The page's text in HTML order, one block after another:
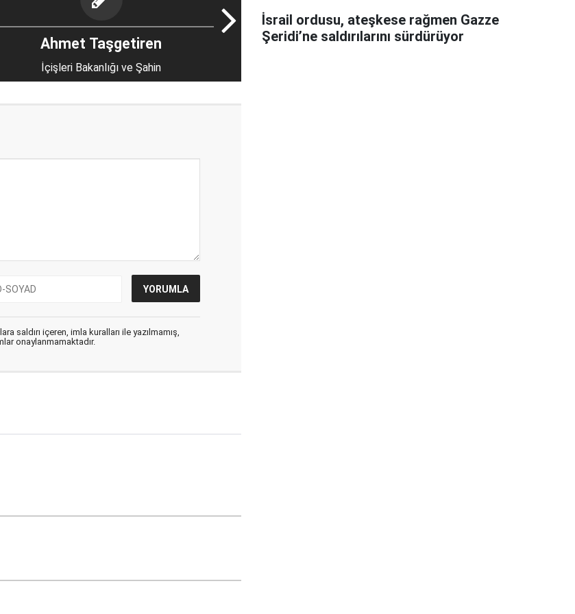
Ahmet Taşgetiren
İçişleri Bakanlığı ve Şahin
saldırı içeren, imla kuralları ile yazılmamış,
onaylanmamaktadır.
İsrail ordusu, ateşkese rağmen Gazze
Şeridi’ne saldırılarını sürdürüyor